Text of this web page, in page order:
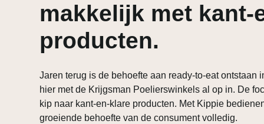
makkelijk met kant-
producten.
Jaren terug is de behoefte aan ready-to-eat ontstaan
hier met de Krijgsman Poelierswinkels al op in. De
kip naar kant-en-klare producten. Met Kippie
groeiende behoefte van de consument volledig.